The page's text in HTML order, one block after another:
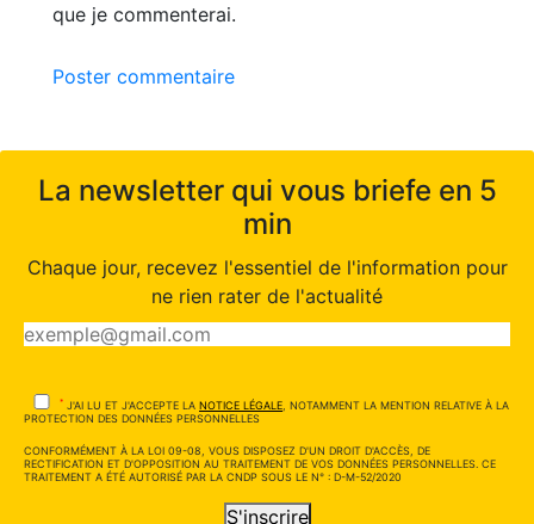
que je commenterai.
Poster commentaire
La newsletter qui vous briefe en 5
min
Chaque jour, recevez l'essentiel de l'information pour
ne rien rater de l'actualité
* J'AI LU ET J'ACCEPTE LA NOTICE LÉGALE , NOTAMMENT LA MENTION RELATIVE À LA
PROTECTION DES DONNÉES PERSONNELLES
CONFORMÉMENT À LA LOI 09-08, VOUS DISPOSEZ D'UN DROIT D'ACCÈS, DE
RECTIFICATION ET D'OPPOSITION AU TRAITEMENT DE VOS DONNÉES PERSONNELLES. CE
TRAITEMENT A ÉTÉ AUTORISÉ PAR LA CNDP SOUS LE N° : D-M-52/2020
S'inscrire